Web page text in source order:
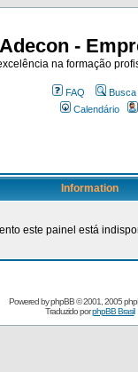
Adecon -
na formação
FAQ Busca
Calendário
Information
este painel está
Powered byphpBB© 2001, 2005
Traduzido porphpBB Brasil